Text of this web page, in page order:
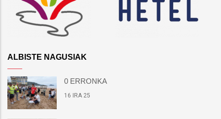
ALBISTE NAGUSIAK
0 ERRONKA
16 IRA 25